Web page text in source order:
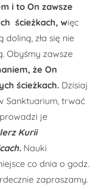
i to On zawsze
ścieżkach, więc
doliną, zła się nie
Obyśmy zawsze
że On
ścieżkach. Dzisiaj
Sanktuarium, trwać
je
Kurii
Nauki
co dnia o godz.
zapraszamy.